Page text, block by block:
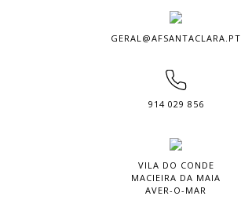
GERAL@AFSANTACLARA.PT
914 029 856
VILA DO CONDE
MACIEIRA DA MAIA
AVER-O-MAR